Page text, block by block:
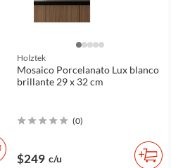
Holztek
Mosaico Porcelanato Lux blanco
brillante 29 x 32 cm
(0)
$249 c/u